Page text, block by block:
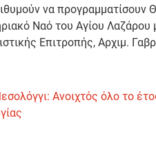
να προγραμματίσουν
Ναό του Αγίου
Επιτροπής, Αρχιμ.
Ανοιχτός όλο το